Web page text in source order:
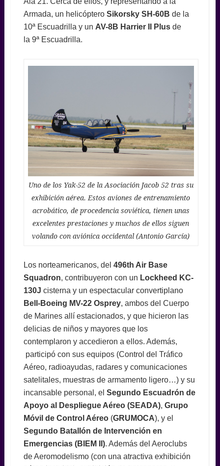
Armada, un helicóptero Sikorsky SH-60B de la
10ª Escuadrilla y un AV-8B Harrier II Plusde
la 9ª Escuadrilla.
Uno de los Yak-52 de la Asociación Jacob 52 tras su
exhibición aérea. Estos aviones de entrenamiento
acrobático, de procedencia soviética, tienen unas
excelentes prestaciones y muchos de ellos siguen
volando con aviónica occidental (Antonio García)
Los norteamericanos, del 496th Air Base
Squadron, contribuyeron con un Lockheed KC-
130J cisterna y un espectacular convertiplano
Bell-Boeing MV-22 Osprey, ambos del Cuerpo
de Marines allí estacionados, y que hicieron las
delicias de niños y mayores que los
contemplaron y accedieron a ellos. Además,
participó con sus equipos (Control del Tráfico
Aéreo, radioayudas, radares y comunicaciones
satelitales, muestras de armamento ligero…) y su
incansable personal, el Segundo Escuadrón de
Apoyo al Despliegue Aéreo (SEADA), Grupo
Móvil de Control Aéreo(GRUMOCA), y el
Segundo Batallón de Intervención en
Emergencias (BIEM II). Además del Aeroclubs
de Aeromodelismo (con una atractiva exhibición